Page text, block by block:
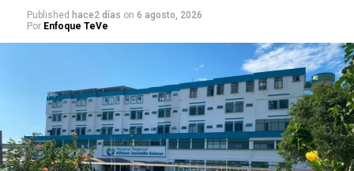
Published hace2 días on 6 agosto, 2026
Por Enfoque TeVe